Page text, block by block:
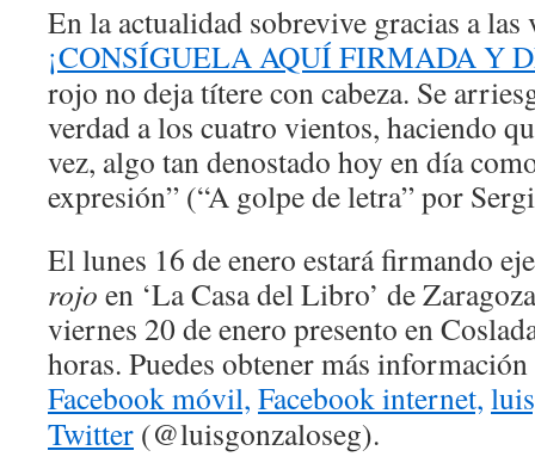
En la actualidad sobrevive gracias a las
¡CONSÍGUELA AQUÍ FIRMADA Y
rojo no deja títere con cabeza. Se
verdad a los cuatro vientos, haciendo
vez, algo tan denostado hoy en día
expresión” (“A golpe de letra” por
El lunes 16 de enero estará firmando
rojo en ‘La Casa del Libro’ de
viernes 20 de enero presento en
horas. Puedes obtener más
Facebook móvil, Facebook internet,
Twitter (@luisgonzaloseg).